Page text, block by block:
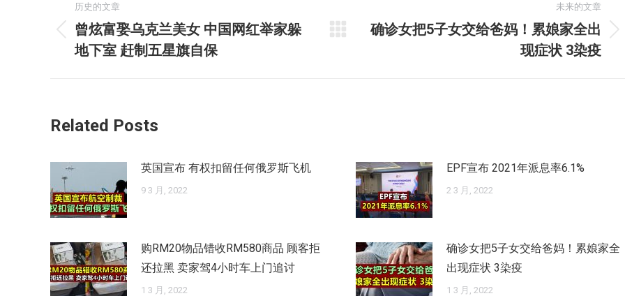
章
历史的文章
历
史
曾炫富娶乌克兰美女 中国网红举家躲
地下室 赶制五星旗自保
未来的文章
未
确诊女把5子女交给爸妈！累娘家全出
现症状 3染疫
Related Posts
英国宣布 有权扣留任何俄罗斯飞机
9 3 月, 2022
EPF宣布 2021年派息率6.1%
2 3 月, 2022
购RM20物品错收RM580商品 顾客拒
还拉黑 卖家驾4小时车上门追讨
1 3 月, 2022
确诊女把5子女交给爸妈！累娘家全
出现症状 3染疫
1 3 月, 2022